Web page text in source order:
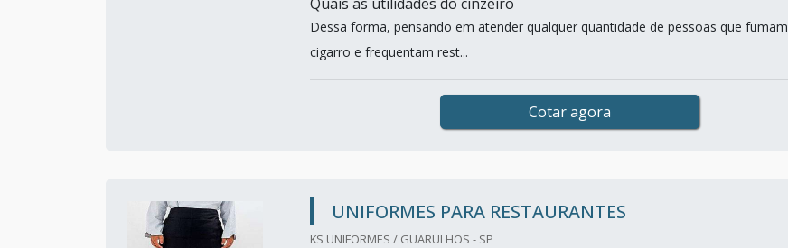
Dessa forma, pensando em atender qualquer quantidade de pessoas que fumam
cigarro e frequentam rest...
Cotar agora
UNIFORMES PARA RESTAURANTES
KS UNIFORMES / GUARULHOS - SP